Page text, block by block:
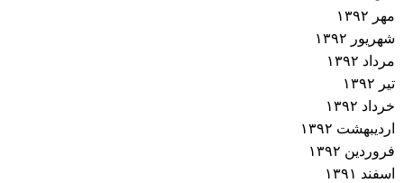
مهر ۱۳۹۲
شهریور ۱۳۹۲
مرداد ۱۳۹۲
تیر ۱۳۹۲
خرداد ۱۳۹۲
اردیبهشت ۱۳۹۲
فروردین ۱۳۹۲
اسفند ۱۳۹۱